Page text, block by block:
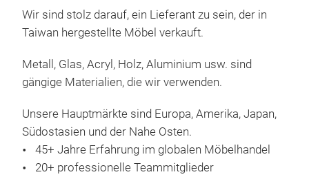
Wir sind stolz darauf, ein Lieferant zu sein, der in
Taiwan hergestellte Möbel verkauft.
Metall, Glas, Acryl, Holz, Aluminium usw. sind
gängige Materialien, die wir verwenden.
Unsere Hauptmärkte sind Europa, Amerika, Japan,
Südostasien und der Nahe Osten.
45+ Jahre Erfahrung im globalen Möbelhandel
20+ professionelle Teammitglieder